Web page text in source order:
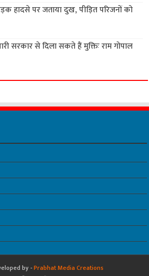
हादसे पर जताया दुख, पीड़ित परिजनों को
सरकार से दिला सकते हैं मुक्तिः राम गोपाल
by -Prabhat Media Creations